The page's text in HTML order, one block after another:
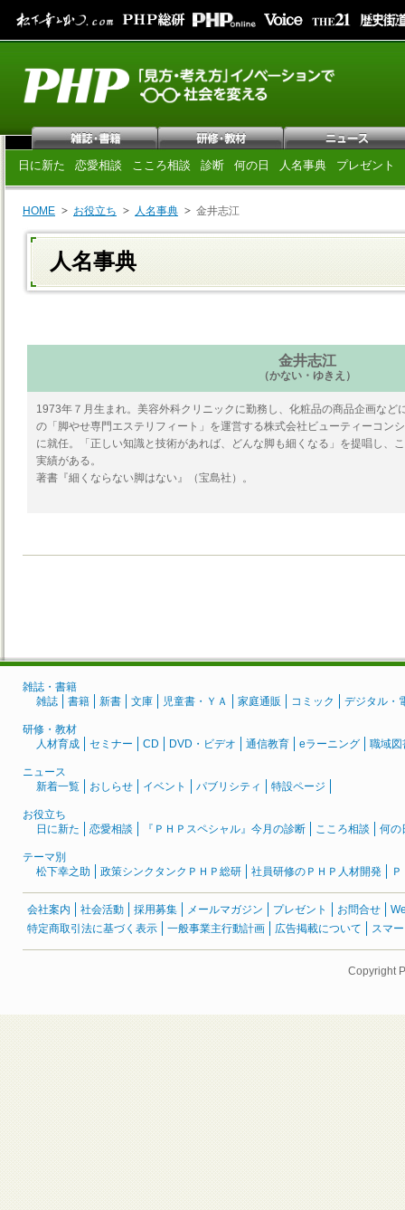
日に新た 恋愛相談 こころ相談 診断 何の日 人名事典 プレゼント
HOME お役立ち 人名事典 金井志江
人名事典
金井志江
（かない・ゆきえ）
1973年７月生まれ。美容外科クリニックに勤務し、化粧品の商品企画など
の「脚やせ専門エステリフィート」を運営する株式会社ビューティーコン
に就任。「正しい知識と技術があれば、どんな脚も細くなる」を提唱し、
実績がある。
著書『細くならない脚はない』（宝島社）。
雑誌・書籍
雑誌
書籍 新書 文庫 児童書・ＹＡ 家庭通販 コミック デジタル・
研修・教材
人材育成
セミナー CD DVD・ビデオ 通信教育 eラーニング 職域図
ニュース
新着一覧
おしらせ イベント パブリシティ 特設ページ
お役立ち
日に新た
恋愛相談 『ＰＨＰスペシャル』今月の診断 こころ相談 何の
テーマ別
松下幸之助
政策シンクタンクＰＨＰ総研 社員研修のＰＨＰ人材開発
会社案内 社会活動 採用募集 メールマガジン プレゼント お問合せ
特定商取引法に基づく表示
一般事業主行動計画 広告掲載について スマ
Copyright